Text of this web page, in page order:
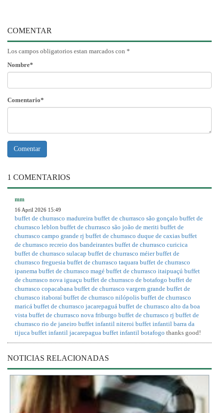
COMENTAR
Los campos obligatorios estan marcados con *
Nombre*
Comentario*
1 COMENTARIOS
mm
16 April 2026 15:49
buffet de churrasco madureira buffet de churrasco são gonçalo buffet de
churrasco leblon buffet de churrasco são joão de meriti buffet de
churrasco campo grande rj buffet de churrasco duque de caxias buffet
de churrasco recreio dos bandeirantes buffet de churrasco curicica
buffet de churrasco sulacap buffet de churrasco méier buffet de
churrasco freguesia buffet de churrasco taquara buffet de churrasco
ipanema buffet de churrasco magé buffet de churrasco itaipuaçú buffet
de churrasco nova iguaçu buffet de churrasco de botafogo buffet de
churrasco copacabana buffet de churrasco vargem grande buffet de
churrasco itaboraí buffet de churrasco nilópolis buffet de churrasco
maricá buffet de churrasco jacarepaguá buffet de churrasco alto da boa
vista buffet de churrasco nova friburgo buffet de churrasco rj buffet de
churrasco rio de janeiro buffet infantil niteroi buffet infantil barra da
tijuca buffet infantil jacarepagua buffet infantil botafogo thanks good!
NOTICIAS RELACIONADAS